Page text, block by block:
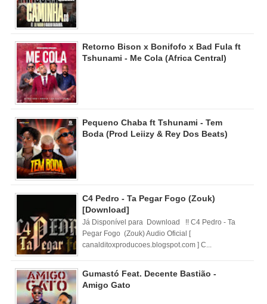
Retorno Bison x Bonifofo x Bad Fula ft
Tshunami - Me Cola (Africa Central)
Pequeno Chaba ft Tshunami - Tem
Boda (Prod Leiizy & Rey Dos Beats)
C4 Pedro - Ta Pegar Fogo (Zouk)
[Download]
Já Disponível para Download !! C4 Pedro - Ta
Pegar Fogo (Zouk) Audio Oficial [
canalditoxproducoes.blogspot.com ] C...
Gumastó Feat. Decente Bastião -
Amigo Gato